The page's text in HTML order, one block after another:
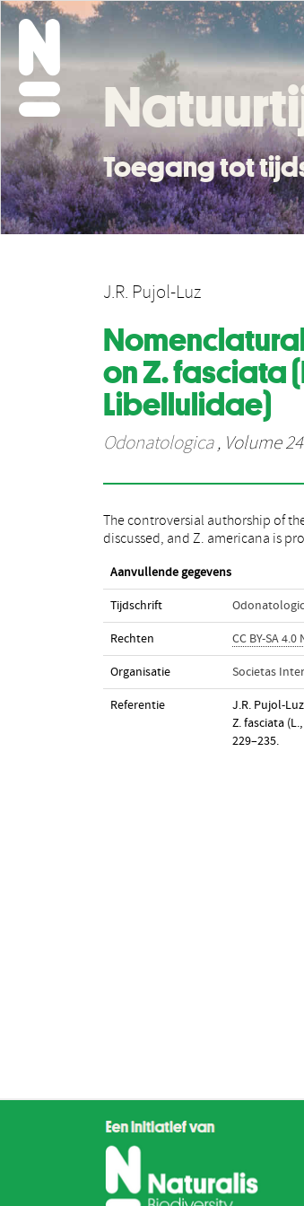
Toegang tot
J.R. Pujol-Luz
on Z. fasciata
Libellulidae)
Odonatologica, Volume 24
The controversial authorship of
discussed, and Z. americana is
Aanvullende gegevens
Tijdschrift
Rechten CC BY-SA
Organisatie Societas
Referentie
J.R. Pujol-
Z. fasciata
229–235.